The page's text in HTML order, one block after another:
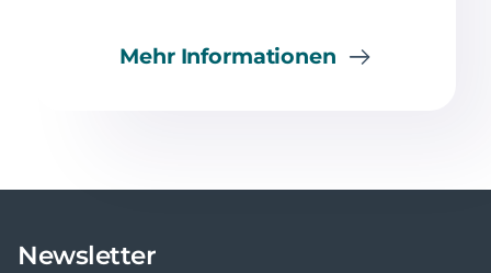
Mehr Informationen
Newsletter